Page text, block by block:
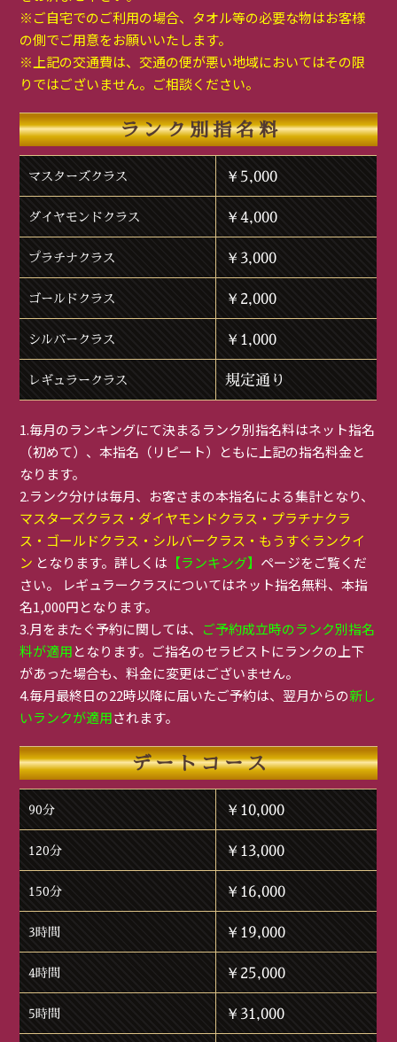
※ご自宅でのご利用の場合、タオル等の必要な物はお客様
の側でご用意をお願いいたします。
※上記の交通費は、交通の便が悪い地域においてはその限
りではございません。ご相談ください。
ランク別指名料
マスターズクラス ￥5,000
ダイヤモンドクラス ￥4,000
プラチナクラス ￥3,000
ゴールドクラス ￥2,000
シルバークラス ￥1,000
レギュラークラス 規定通り
1.毎月のランキングにて決まるランク別指名料はネット指名
（初めて）、本指名（リピート）ともに上記の指名料金と
なります。
2.ランク分けは毎月、お客さまの本指名による集計となり、
マスターズクラス・ダイヤモンドクラス・プラチナクラ
ス・ゴールドクラス・シルバークラス・もうすぐランクイ
ン となります。詳しくは 【ランキング】 ページをご覧くだ
さい。 レギュラークラスについてはネット指名無料、本指
名1,000円となります。
3.月をまたぐ予約に関しては、 ご予約成立時のランク別指名
料が適用となります。ご指名のセラピストにランクの上下
があった場合も、料金に変更はございません。
4.毎月最終日の22時以降に届いたご予約は、翌月からの新し
いランクが適用されます。
デートコース
90分 ￥10,000
120分 ￥13,000
150分 ￥16,000
3時間 ￥19,000
4時間 ￥25,000
5時間 ￥31,000